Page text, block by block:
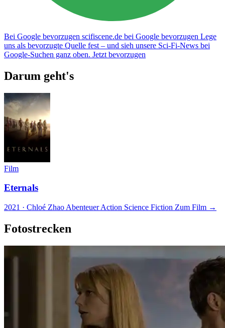
Bei Google bevorzugen scifiscene.de bei Google bevorzugen Lege
uns als bevorzugte Quelle fest – und sieh unsere Sci-Fi-News bei
Google-Suchen ganz oben. Jetzt bevorzugen
Darum geht's
Film
Eternals
2021 · Chloé Zhao Abenteuer Action Science Fiction Zum Film →
Fotostrecken